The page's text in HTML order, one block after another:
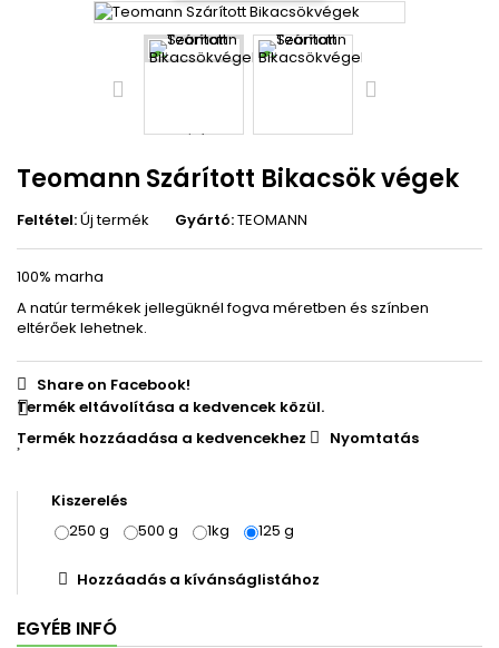
Teomann Szárított Bikacsök végek
Feltétel:Új termék Gyártó:TEOMANN
100% marha
A natúr termékek jellegüknél fogva méretben és színben
eltérőek lehetnek.
Share on Facebook!
Termék eltávolítása a kedvencek közül.
Termék hozzáadása a kedvencekhez
Nyomtatás
Kiszerelés
250 g
500 g 1kg 125 g
Hozzáadás a kívánságlistához
EGYÉB INFÓ